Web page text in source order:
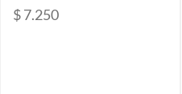
$ 7.250